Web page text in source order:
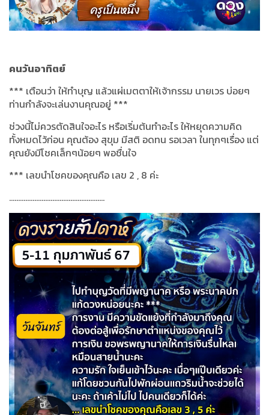
คนวันอาทิตย์
*** เตือนว่า ให้ทำบุญ แล้วแผ่เมตตาให้เจ้ากรรม นายเวร บ่อยๆ
ท่านกำลังจะเล่นงานคุณอยู่ ***
ช่วงนี้ไม่ควรตัดสินใจอะไร หรือเริ่มต้นทำอะไร ให้หยุดความคิด
ทั้งหมดไว้ก่อน คุณต้อง สุขุม มีสติ อดทน รอเวลา ในทุกๆเรื่อง แต่
คุณยังมีโชคเล็กๆน้อยๆ พอชื่นใจ
*** เลขนำโชคของคุณคือ เลข 2 , 8 ค่ะ
.....................................................